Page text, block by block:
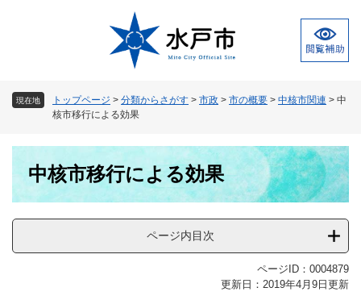
現在地 トップページ > 分類からさがす > 市政 > 市の概要 > 中核市関連 > 中
核市移行による効果
中核市移行による効果
ページ内目次
ページID：0004879
更新日：2019年4月9日更新